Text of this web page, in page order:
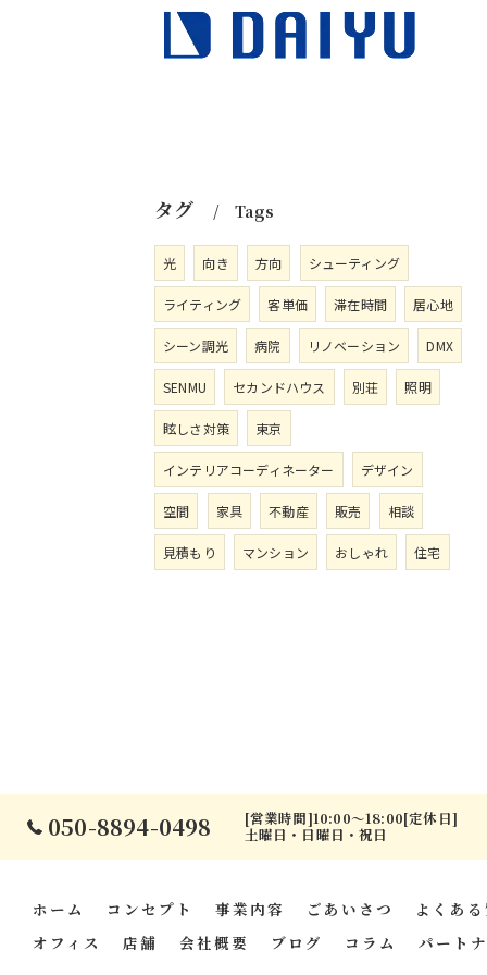
タグ Tags
光 向き 方向 シューティング
ライティング 客単価 滞在時間 居心地
シーン調光 病院 リノベーション DMX
SENMU セカンドハウス 別荘 照明
眩しさ対策 東京
インテリアコーディネーター デザイン
空間 家具 不動産 販売 相談
見積もり マンション おしゃれ 住宅
050-8894-0498
[営業時間]10:00～18:00[定休日]
土曜日・日曜日・祝日
ホーム コンセプト 事業内容 ごあいさつ
よくあ
オフィス
店舗 会社概要 ブログ コラム パート